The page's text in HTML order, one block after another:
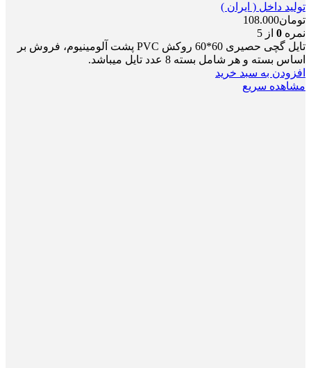
تولید داخل ( ایران )
تومان108.000
نمره 0 از 5
تایل گچی حصیری 60*60 روکش PVC پشت آلومینیوم، فروش بر
اساس بسته و هر شامل بسته 8 عدد تایل میباشد.
افزودن به سبد خرید
مشاهده سریع